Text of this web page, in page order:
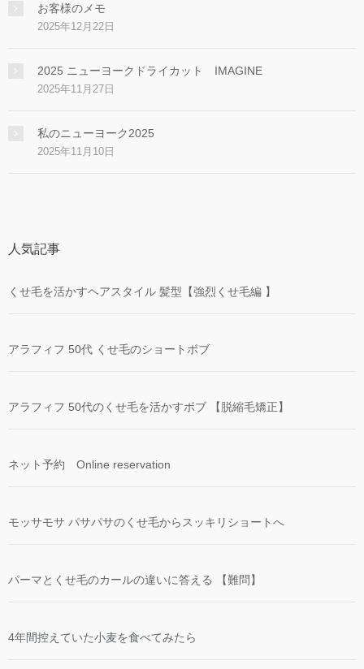
お客様のメモ
2025年12月22日
2025 ニューヨークドライカット IMAGINE
2025年11月27日
私のニューヨーク2025
2025年11月10日
人気記事
くせ毛を活かすヘアスタイル 髪型【強烈くせ毛編 】
アラフィフ 50代 くせ毛のショートボブ
アラフィフ 50代のくせ毛を活かすボブ 【脱縮毛矯正】
ネット予約 Online reservation
モッサモサ パサパサのくせ毛からスッキリショートへ
パーマとくせ毛のカールの違いに答える 【難問】
4年間控えていた小麦を食べてみたら